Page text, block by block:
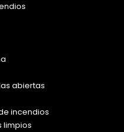
abiertas
incendios
limpios